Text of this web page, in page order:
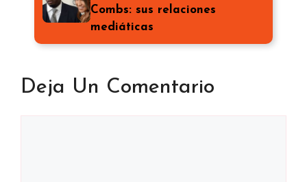
Combs: sus relaciones
mediáticas
Deja Un Comentario